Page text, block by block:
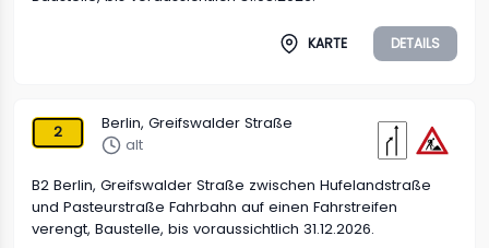
KARTE DETAILS
2
Berlin, Greifswalder Straße
alt
B2 Berlin, Greifswalder Straße zwischen Hufelandstraße
und Pasteurstraße Fahrbahn auf einen Fahrstreifen
verengt, Baustelle, bis voraussichtlich 31.12.2026.